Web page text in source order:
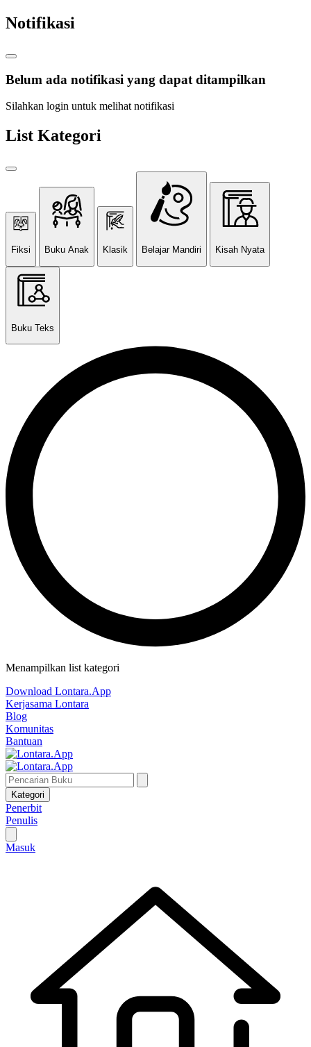
Notifikasi
Belum ada notifikasi yang dapat ditampilkan
Silahkan login untuk melihat notifikasi
List Kategori
Fiksi Buku Anak Klasik Belajar Mandiri Kisah Nyata
Buku Teks
Menampilkan list kategori
Download Lontara.App
Kerjasama Lontara
Blog
Komunitas
Bantuan
Kategori
Penerbit
Penulis
Masuk